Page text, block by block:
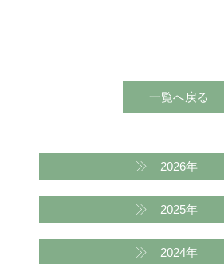
2026年
2025年
2024年